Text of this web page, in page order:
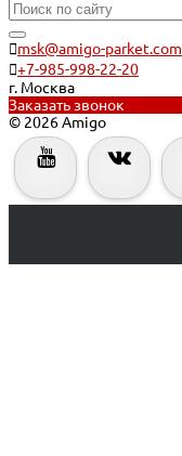
msk@amigo-parket.com
+7-985-998-22-20
г. Москва
Заказать звонок
© 2026 Amigo